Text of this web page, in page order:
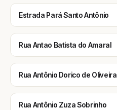
Estrada Pará Santo Antônio
Rua Antao Batista do Amaral
Rua Antônio Dorico de Oliveira
Rua Antônio Zuza Sobrinho